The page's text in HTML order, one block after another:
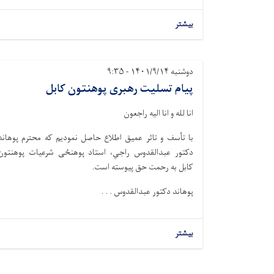
بیشتر
دوشنبه ۱۴۰۱/۹/۱۴ - ۹:۳۵
پیام تسلیت رهبری پوهنتون کابل
انا لله و انا الیه راجعون
با تأسف و تاثر عمیق اطلاع حاصل نمودیم که محترم‌
دکتور عبدالقدوس راجي، استاد پوهنځی شرعیات
کابل به رحمت حق پیوسته است.
پوهاند دکتور عبدالقدوس . . .
بیشتر